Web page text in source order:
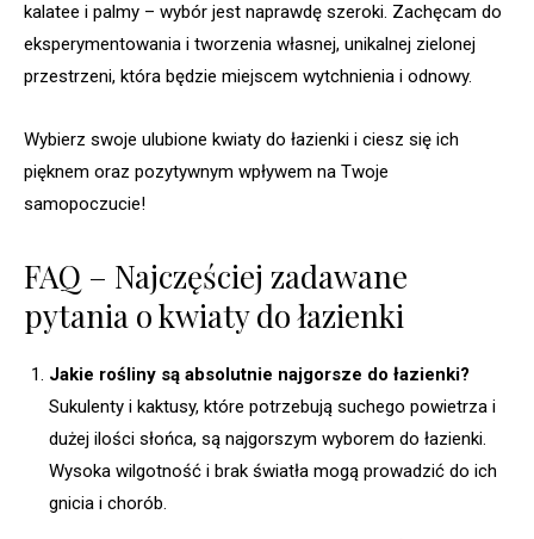
kalatee i palmy – wybór jest naprawdę szeroki. Zachęcam do
eksperymentowania i tworzenia własnej, unikalnej zielonej
przestrzeni, która będzie miejscem wytchnienia i odnowy.
Wybierz swoje ulubione kwiaty do łazienki i ciesz się ich
pięknem oraz pozytywnym wpływem na Twoje
samopoczucie!
FAQ – Najczęściej zadawane
pytania o kwiaty do łazienki
Jakie rośliny są absolutnie najgorsze do łazienki?
Sukulenty i kaktusy, które potrzebują suchego powietrza i
dużej ilości słońca, są najgorszym wyborem do łazienki.
Wysoka wilgotność i brak światła mogą prowadzić do ich
gnicia i chorób.